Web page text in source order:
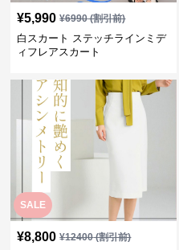
¥5,990 ¥6990(割引前)
白スカート ステッチラインミデ
ィフレアスカート
SALE
¥8,800 ¥12400(割引前)